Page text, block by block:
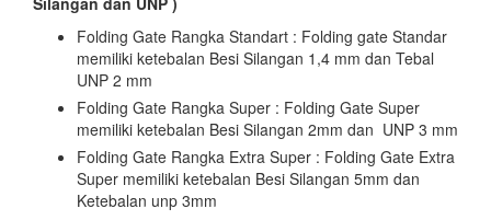
Folding Gate Rangka Standart : Folding gate Standar
memiliki ketebalan Besi Silangan 1,4 mm dan Tebal
UNP 2 mm
Folding Gate Rangka Super : Folding Gate Super
memiliki ketebalan Besi Silangan 2mm dan UNP 3 mm
Folding Gate Rangka Extra Super : Folding Gate Extra
Super memiliki ketebalan Besi Silangan 5mm dan
Ketebalan unp 3mm